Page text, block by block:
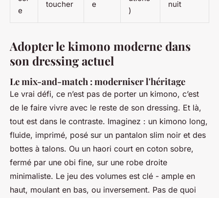
e
toucher e
)
nuit
Adopter le kimono moderne dans
son dressing actuel
Le mix-and-match : moderniser l'héritage
Le vrai défi, ce n’est pas de porter un kimono, c’est
de le faire vivre avec le reste de son dressing. Et là,
tout est dans le contraste. Imaginez : un kimono long,
fluide, imprimé, posé sur un pantalon slim noir et des
bottes à talons. Ou un haori court en coton sobre,
fermé par une obi fine, sur une robe droite
minimaliste. Le jeu des volumes est clé - ample en
haut, moulant en bas, ou inversement. Pas de quoi